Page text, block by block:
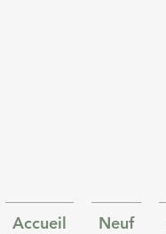
Accueil Neuf